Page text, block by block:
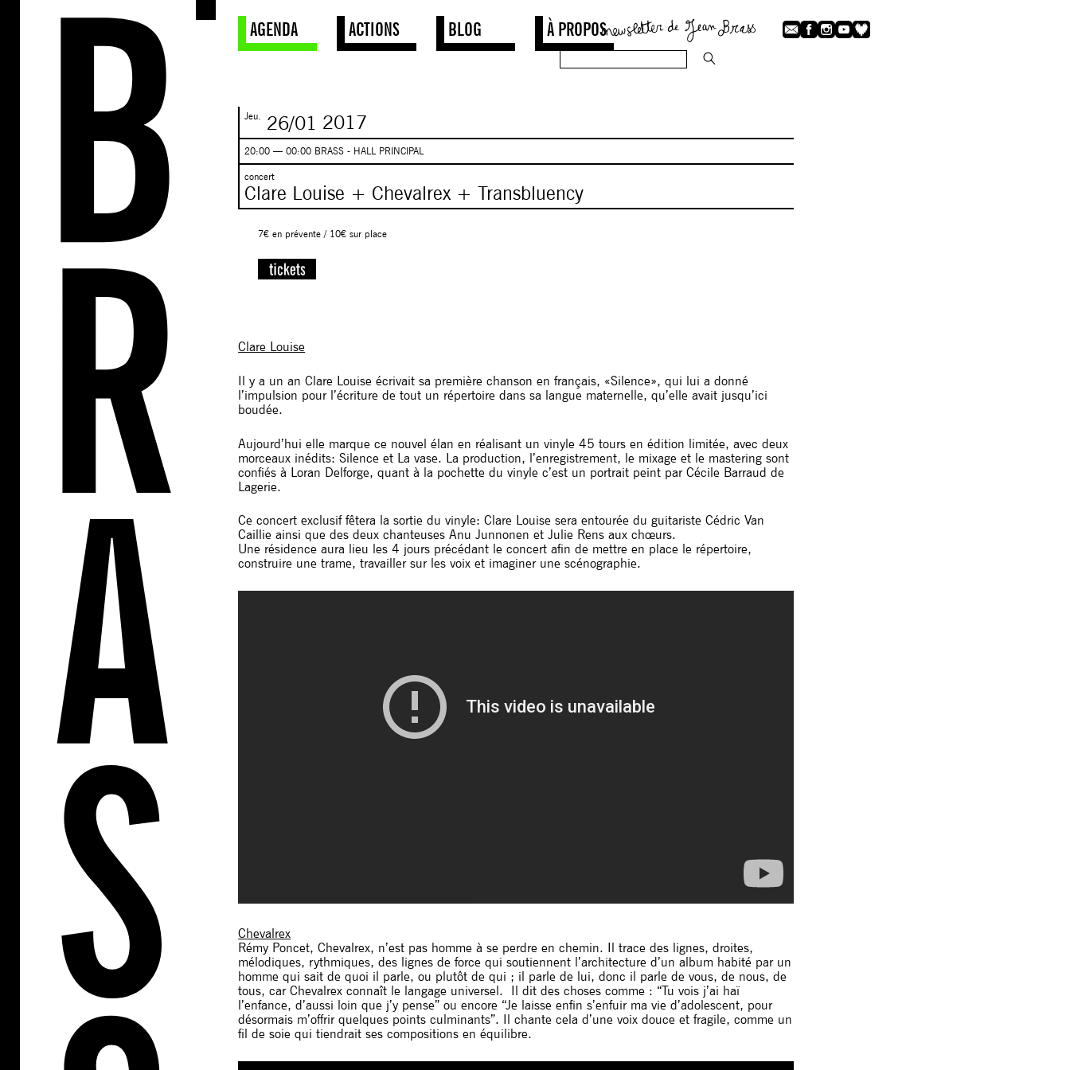
AGENDA ACTIONS BLOG À PROPOS
Jeu. 26/01 2017
20:00 — 00:00 BRASS - HALL PRINCIPAL
concert
Clare Louise + Chevalrex + Transbluency
7€ en prévente / 10€ sur place
Clare Louise
Il y a un an Clare Louise écrivait sa première chanson en français, «Silence», qui lui a donné
l’impulsion pour l’écriture de tout un répertoire dans sa langue maternelle, qu’elle avait jusqu’ici
boudée.
Aujourd’hui elle marque ce nouvel élan en réalisant un vinyle 45 tours en édition limitée, avec deux
morceaux inédits: Silence et La vase. La production, l’enregistrement, le mixage et le mastering sont
confiés à Loran Delforge, quant à la pochette du vinyle c’est un portrait peint par Cécile Barraud de
Lagerie.
Ce concert exclusif fêtera la sortie du vinyle: Clare Louise sera entourée du guitariste Cédric Van
Caillie ainsi que des deux chanteuses Anu Junnonen et Julie Rens aux chœurs.
Une résidence aura lieu les 4 jours précédant le concert afin de mettre en place le répertoire,
construire une trame, travailler sur les voix et imaginer une scénographie.
Chevalrex
Rémy Poncet, Chevalrex, n’est pas homme à se perdre en chemin. Il trace des lignes, droites,
mélodiques, rythmiques, des lignes de force qui soutiennent l’architecture d’un album habité par un
homme qui sait de quoi il parle, ou plutôt de qui ; il parle de lui, donc il parle de vous, de nous, de
tous, car Chevalrex connaît le langage universel. Il dit des choses comme : “Tu vois j’ai haï
l’enfance, d’aussi loin que j’y pense” ou encore “Je laisse enfin s’enfuir ma vie d’adolescent, pour
désormais m’offrir quelques points culminants”. Il chante cela d’une voix douce et fragile, comme un
fil de soie qui tiendrait ses compositions en équilibre.